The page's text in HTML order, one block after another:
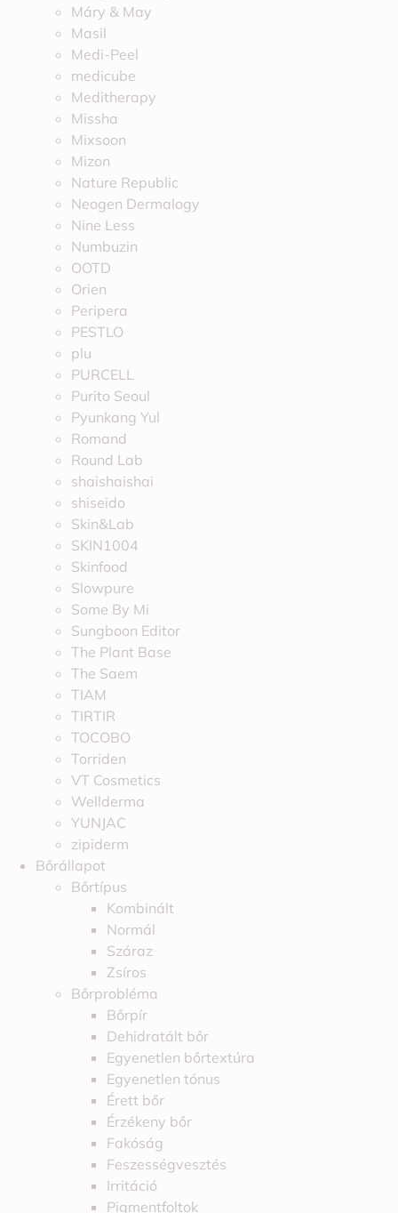
Máry & May
Masil
Medi-Peel
medicube
Meditherapy
Missha
Mixsoon
Mizon
Nature Republic
Neogen Dermalogy
Nine Less
Numbuzin
OOTD
Orien
Peripera
PESTLO
plu
PURCELL
Purito Seoul
Pyunkang Yul
Romand
Round Lab
shaishaishai
shiseido
Skin&Lab
SKIN1004
Skinfood
Slowpure
Some By Mi
Sungboon Editor
The Plant Base
The Saem
TIAM
TIRTIR
TOCOBO
Torriden
VT Cosmetics
Wellderma
YUNJAC
zipiderm
Bőrállapot
Bőrtípus
Kombinált
Normál
Száraz
Zsíros
Bőrprobléma
Bőrpír
Dehidratált bőr
Egyenetlen bőrtextúra
Egyenetlen tónus
Érett bőr
Érzékeny bőr
Fakóság
Feszességvesztés
Irritáció
Pigmentfoltok